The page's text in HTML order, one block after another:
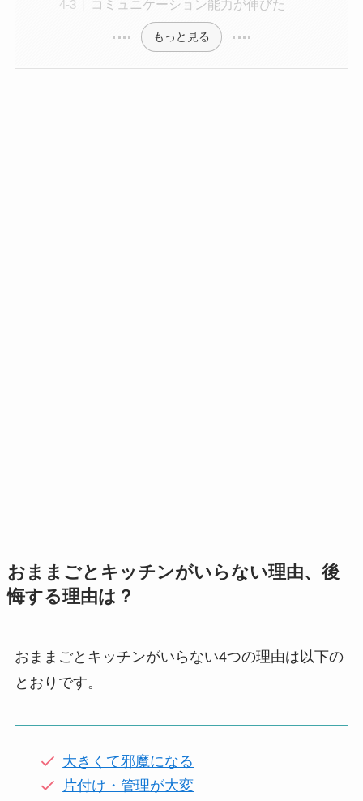
コミュニケーション能力が伸びた
もっと見る
おままごとキッチンがいらない理由、後
悔する理由は？
おままごとキッチンがいらない4つの理由は以下の
とおりです。
大きくて邪魔になる
片付け・管理が大変